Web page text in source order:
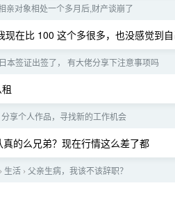
亲对象相处一个多月后,财产谈崩了
在比 100 这个多很多，也没感觉到自
日本签证出签了， 有大佬分享下注意事项吗
分享个人作品，寻找新的工作机会
的么兄弟？现在行情这么差了都
› 生活 › 父亲生病，我该不该辞职？